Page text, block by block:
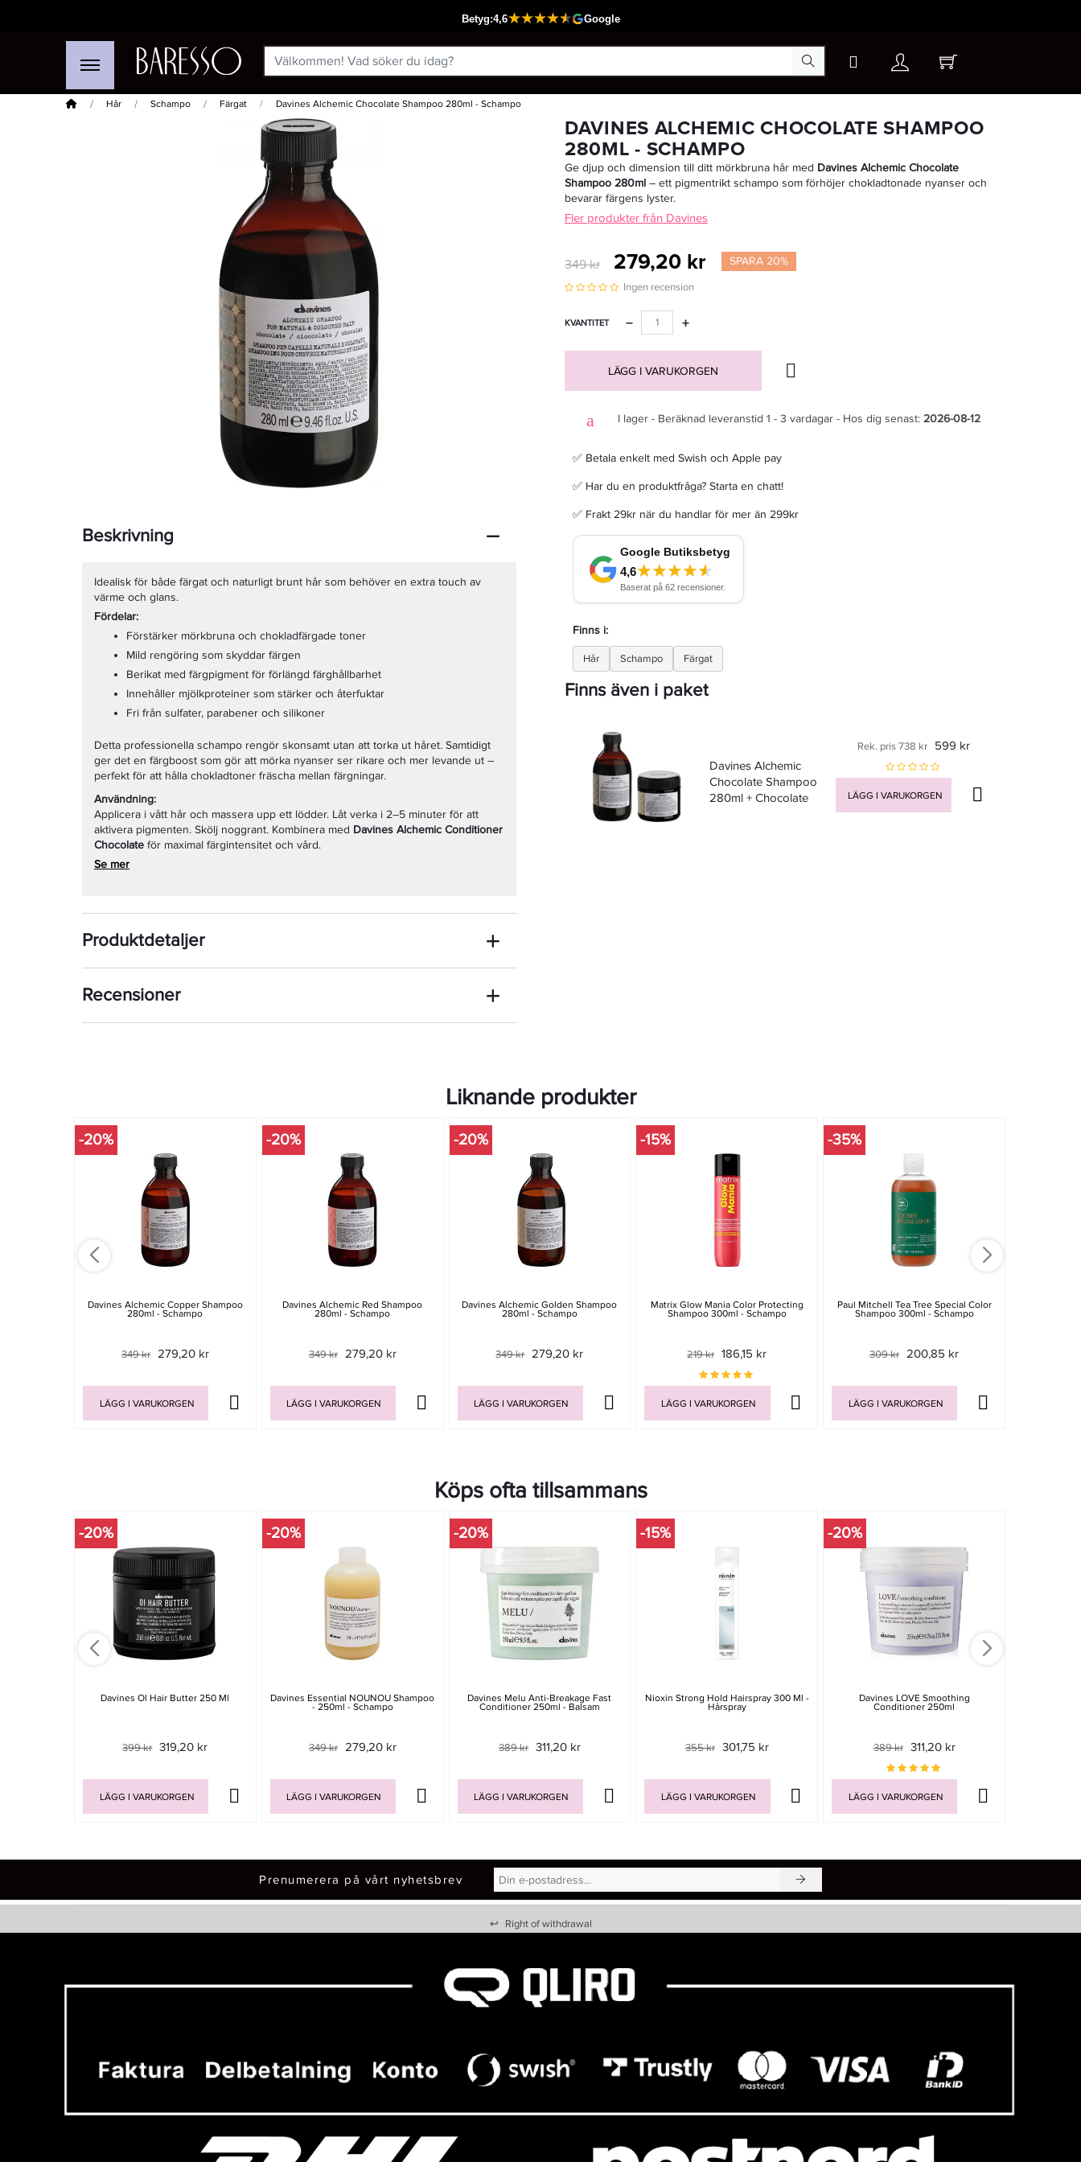
Hem Hår Schampo Färgat Davines Alchemic Chocolate Shampoo 280ml - Schampo
Passar din varukorg
Davines NOUNOU Fast Conditioner 250ml - Balsam
Beskrivning
Idealisk för både färgat och naturligt brunt hår som behöver en extra touch av
värme och glans.
Fördelar:
Förstärker mörkbruna och chokladfärgade toner
Mild rengöring som skyddar färgen
Berikat med färgpigment för förlängd färghållbarhet
Innehåller mjölkproteiner som stärker och återfuktar
Fri från sulfater, parabener och silikoner
Detta professionella schampo rengör skonsamt utan att torka ut håret. Samtidigt
ger det en färgboost som gör att mörka nyanser ser rikare och mer levande ut –
perfekt för att hålla chokladtoner fräscha mellan färgningar.
Användning:
Applicera i vått hår och massera upp ett lödder. Låt verka i 2–5 minuter för att
aktivera pigmenten. Skölj noggrant. Kombinera med Davines Alchemic Conditioner
Chocolate för maximal färgintensitet och vård.
Se mer
Produktdetaljer
Recensioner
DAVINES ALCHEMIC CHOCOLATE SHAMPOO
280ML - SCHAMPO
Ge djup och dimension till ditt mörkbruna hår med Davines Alchemic Chocolate
Shampoo 280ml – ett pigmentrikt schampo som förhöjer chokladtonade nyanser och
bevarar färgens lyster.
Fler produkter från Davines
349 kr 279,20 kr SPARA 20%
Ingen recension
KVANTITET +
−
LÄGG I VARUKORGEN
I lager - Beräknad leveranstid 1 - 3 vardagar - Hos dig senast: 2026-08-12
✅ Betala enkelt med Swish och Apple pay
✅ Har du en produktfråga? Starta en chatt!
✅ Frakt 29kr när du handlar för mer än 299kr
Finns i:
Hår Schampo Färgat
Finns även i paket
Davines Alchemic
Chocolate Shampoo
280ml + Chocolate
Rek. pris 738 kr 599 kr
LÄGG I VARUKORGEN
Liknande produkter
-20%
Davines Alchemic Copper Shampoo
280ml - Schampo
349 kr 279,20 kr
LÄGG I VARUKORGEN
-20%
Davines Alchemic Red Shampoo
280ml - Schampo
349 kr 279,20 kr
LÄGG I VARUKORGEN
-20%
Davines Alchemic Golden Shampoo
280ml - Schampo
349 kr 279,20 kr
LÄGG I VARUKORGEN
-15%
Matrix Glow Mania Color Protecting
Shampoo 300ml - Schampo
219 kr 186,15 kr
LÄGG I VARUKORGEN
-35%
Paul Mitchell Tea Tree Special Color
Shampoo 300ml - Schampo
309 kr 200,85 kr
LÄGG I VARUKORGEN
Köps ofta tillsammans
-20%
Davines Ol Hair Butter 250 Ml
399 kr 319,20 kr
LÄGG I VARUKORGEN
-20%
Davines Essential NOUNOU Shampoo
- 250ml - Schampo
349 kr 279,20 kr
LÄGG I VARUKORGEN
-20%
Davines Melu Anti-Breakage Fast
Conditioner 250ml - Balsam
389 kr 311,20 kr
LÄGG I VARUKORGEN
-15%
Nioxin Strong Hold Hairspray 300 Ml -
Hårspray
355 kr 301,75 kr
LÄGG I VARUKORGEN
-20%
Davines LOVE Smoothing
Conditioner 250ml
389 kr 311,20 kr
LÄGG I VARUKORGEN
Prenumerera på vårt nyhetsbrev
↩ Right of withdrawal